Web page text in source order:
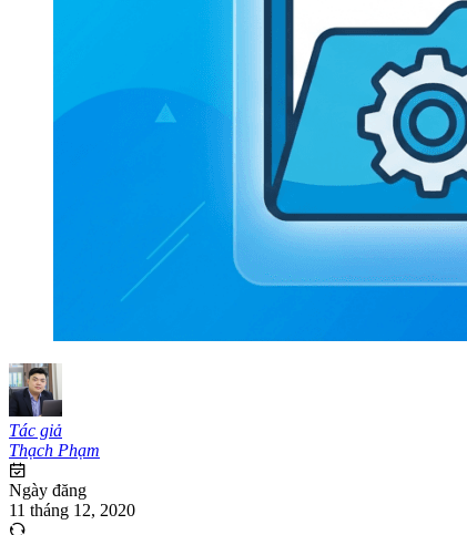
Tác giả
Thạch Phạm
Ngày đăng
11 tháng 12, 2020